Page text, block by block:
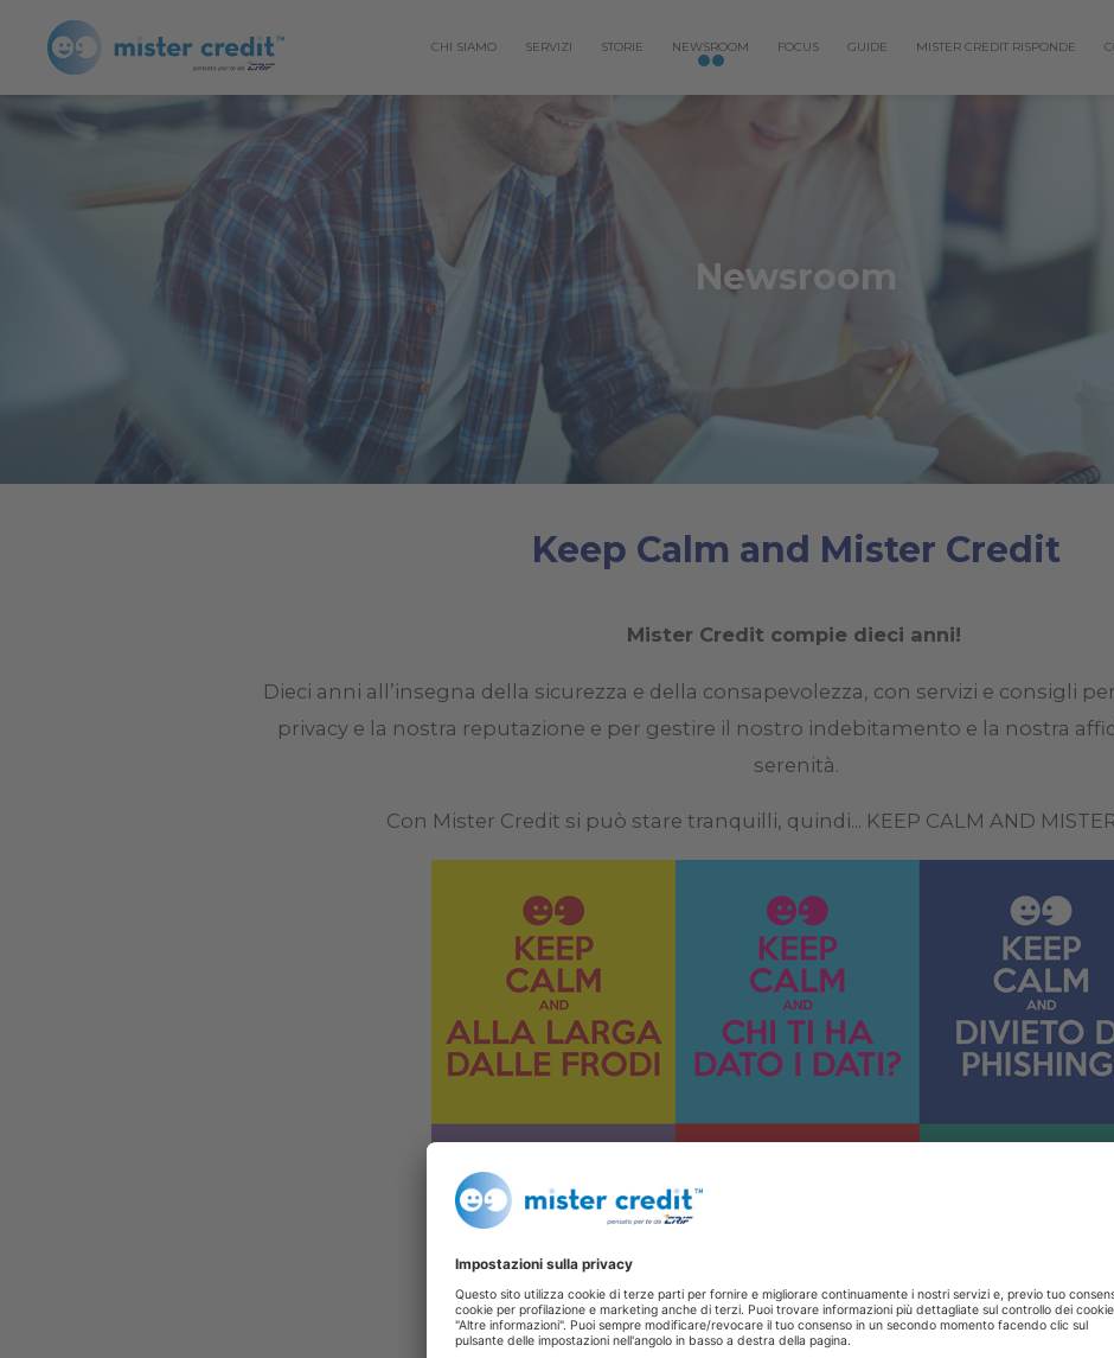
CHI SIAMO SERVIZI STORIE NEWSROOM FOCUS GUIDE MISTER CREDIT RISPONDE
Newsroom
Keep Calm and Mister Credit
​​​Mister Credit compie dieci anni!
Dieci anni all’insegna della sicurezza e della consapevolezza, con servizi e consigli
privacy e la nostra reputazione e per gestire il nostro indebitamento e la nostra
serenità.
Con Mister Credit si può stare tranquilli, quindi... KEEP CALM AND